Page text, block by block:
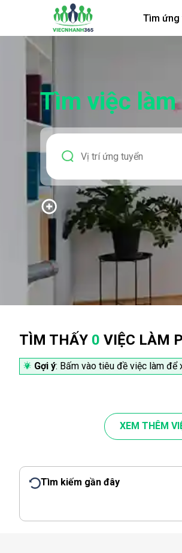
Tìm ứng
Tìm việc làm
TÌM THẤY 0 VIỆC LÀM
Gợi ý: Bấm vào tiêu đề việc làm để
XEM THÊM
Tìm kiếm gần đây